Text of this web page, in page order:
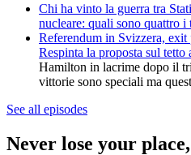
Chi ha vinto la guerra tra
nucleare: quali sono quattro
Referendum in Svizzera,
Respinta la proposta sul tetto
Hamilton in lacrime dopo il
vittorie sono speciali ma
See all episodes
Never lose your